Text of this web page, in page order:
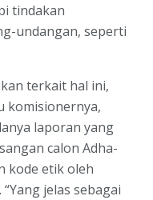
tindakan
undangan, seperti
terkait hal ini,
komisionernya,
laporan yang
calon Adha-
kode etik oleh
jelas sebagai